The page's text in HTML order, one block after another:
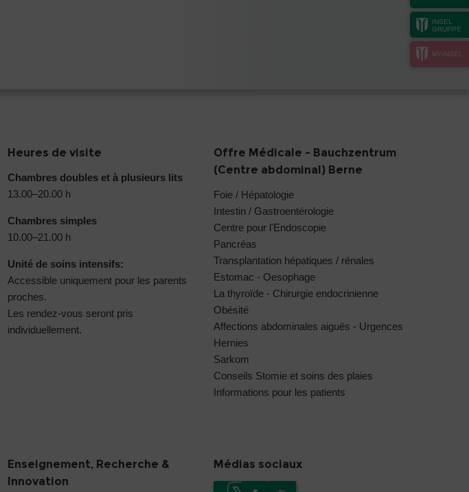
INSEL
GRUPPE
MYINSEL
Heures de visite
Chambres doubles et à plusieurs lits
13.00–20.00 h
Chambres simples
10.00–21.00 h
Unité de soins intensifs:
Accessible uniquement pour les parents
proches.
Les rendez-vous seront pris
individuellement.
Offre Médicale - Bauchzentrum
(Centre abdominal) Berne
Foie / Hépatologie
Intestin / Gastroentérologie
Centre pour l'Endoscopie
Pancréas
Transplantation hépatiques / rénales
Estomac - Oesophage
La thyroïde - Chirurgie endocrinienne
Obésité
Affections abdominales aiguës - Urgences
Hernies
Sarkom
Conseils Stomie et soins des plaies
Informations pour les patients
Enseignement, Recherche &
Innovation
Médias sociaux